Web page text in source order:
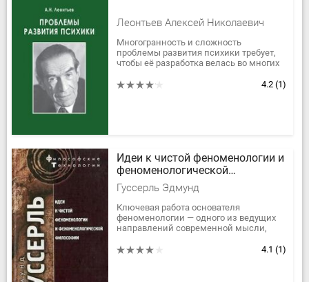
Леонтьев Алексей Николаевич
Многогранность и сложность
проблемы развития психики требует,
чтобы её разработка велась во многих
различными методами. Публикуемые
4.2 (1)
Идеи к чистой феноменологии и
феноменологической
философии. Книга 1
Гуссерль Эдмунд
Ключевая работа основателя
феноменологии — одного из ведущих
направлений современной мысли,
непосредственные данности сознания
4.1 (1)